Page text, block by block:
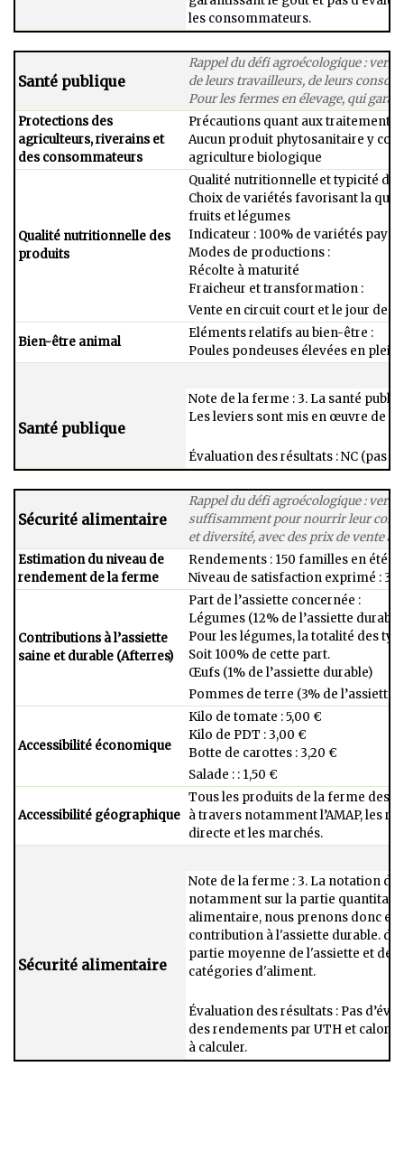
les consommateurs.
Santé publique
Rappel du défi agroécologique : vers
de ​leurs travailleurs, de leurs
Pour les fermes ​en élevage, qui
Protections des
agriculteurs, riverains et
des consommateurs​
Précautions quant aux traitements
Aucun produit phytosanitaire y
agriculture biologique
Qualité nutritionnelle des
produits​
Qualité nutritionnelle et typicité
Choix de variétés favorisant la
fruits et légumes​
Indicateur : 100% de variétés
Modes de productions :​
Récolte à maturité​
Fraicheur et transformation :​
Vente en circuit court et le jour de
Bien-être animal
Eléments relatifs au bien-être :​
Poules pondeuses élevées en plein
Santé publique
Note de la ferme : 3. La santé
Les​ leviers sont mis en œuvre de
Évaluation des résultats : NC (pas
Sécurité alimentaire
Rappel du défi agroécologique : vers
suffisamment pour nourrir leur
et diversité, avec des prix de vente
Estimation du niveau de
rendement de la ferme ​
Rendements : 150 familles en été
Niveau de satisfaction exprimé : 3/5
Contributions à l’assiette
saine et durable (Afterres)​
Part de l’assiette concernée :
​Légumes (12% de l’assiette
Pour les légumes, la totalité des
Soit 100% de cette part.​
Œufs (1% de l’assiette durable)​
Pommes de terre (3% de l’assiette
Accessibilité économique ​
Kilo de tomate​ : 5,00 €
Kilo de PDT​ : 3,00 €
Botte de carottes​ : 3,20 €
Salade​ : : 1,50 €
Accessibilité géographique ​
Tous les produits de la ferme des​
à travers notamment l’AMAP, les​
directe et les marchés.
Sécurité alimentaire
Note de la ferme : 3. La notation
notamment sur la partie
alimentaire, nous prenons donc
contribution à l'assiette durable.
partie moyenne de l'assiette et de
catégories d'aliment.​
Évaluation des résultats : Pas
des​ rendements par UTH et
à calculer.